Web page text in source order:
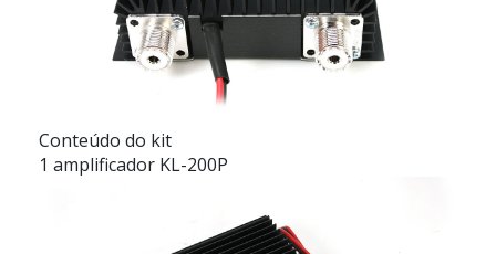
Conteúdo do kit
1 amplificador KL-200P